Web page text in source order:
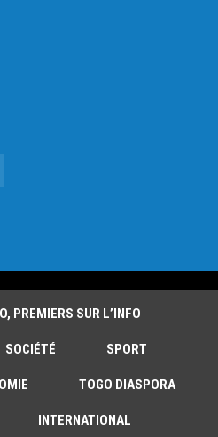
PREMIERS SUR L’INFO
SOCIÉTÉ SPORT
TOGO DIASPORA
INTERNATIONAL